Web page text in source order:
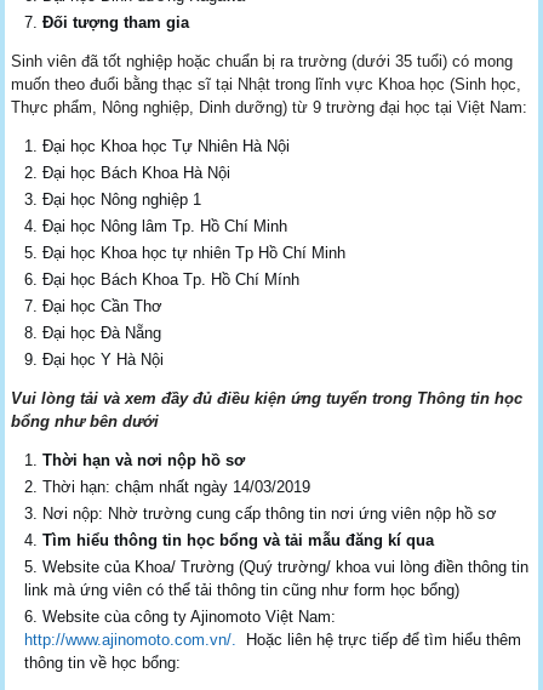
Đối tượng tham gia
Sinh viên đã tốt nghiệp hoặc chuẩn bị ra trường (dưới 35 tuổi) có mong
muốn theo đuổi bằng thạc sĩ tại Nhật trong lĩnh vực Khoa học (Sinh học,
Thực phẩm, Nông nghiệp, Dinh dưỡng) từ 9 trường đại học tại Việt Nam:
Đại học Khoa học Tự Nhiên Hà Nội
Đại học Bách Khoa Hà Nội
Đại học Nông nghiệp 1
Đại học Nông lâm Tp. Hồ Chí Minh
Đại học Khoa học tự nhiên Tp Hồ Chí Minh
Đại học Bách Khoa Tp. Hồ Chí Mính
Đại học Cần Thơ
Đại học Đà Nẵng
Đại học Y Hà Nội
Vui lòng tải và xem đầy đủ điều kiện ứng tuyển trong Thông tin học
bổng như bên dưới
Thời hạn và nơi nộp hồ sơ
Thời hạn: chậm nhất ngày 14/03/2019
Nơi nộp: Nhờ trường cung cấp thông tin nơi ứng viên nộp hồ sơ
Tìm hiểu thông tin học bổng và tải mẫu đăng kí qua
Website của Khoa/ Trường (Quý trường/ khoa vui lòng điền thông tin
link mà ứng viên có thể tải thông tin cũng như form học bổng)
Website cùa công ty Ajinomoto Việt Nam:
http://www.ajinomoto.com.vn/.
Hoặc liên hệ trực tiếp để tìm hiểu thêm
thông tin về học bổng: